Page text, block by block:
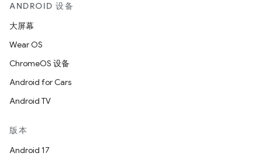
ANDROID 设备
大屏幕
Wear OS
ChromeOS 设备
Android for Cars
Android TV
版本
Android 17